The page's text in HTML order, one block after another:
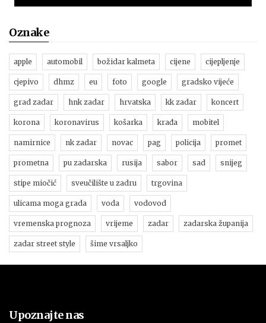
Oznake
apple automobil božidar kalmeta cijene cijepljenje
cjepivo dhmz eu foto google gradsko vijeće
grad zadar hnk zadar hrvatska kk zadar koncert
korona koronavirus košarka krađa mobitel
namirnice nk zadar novac pag policija promet
prometna pu zadarska rusija sabor sad snijeg
stipe miočić sveučilište u zadru trgovina
ulicama moga grada voda vodovod
vremenska prognoza vrijeme zadar zadarska županija
zadar street style šime vrsaljko
Upoznajte nas